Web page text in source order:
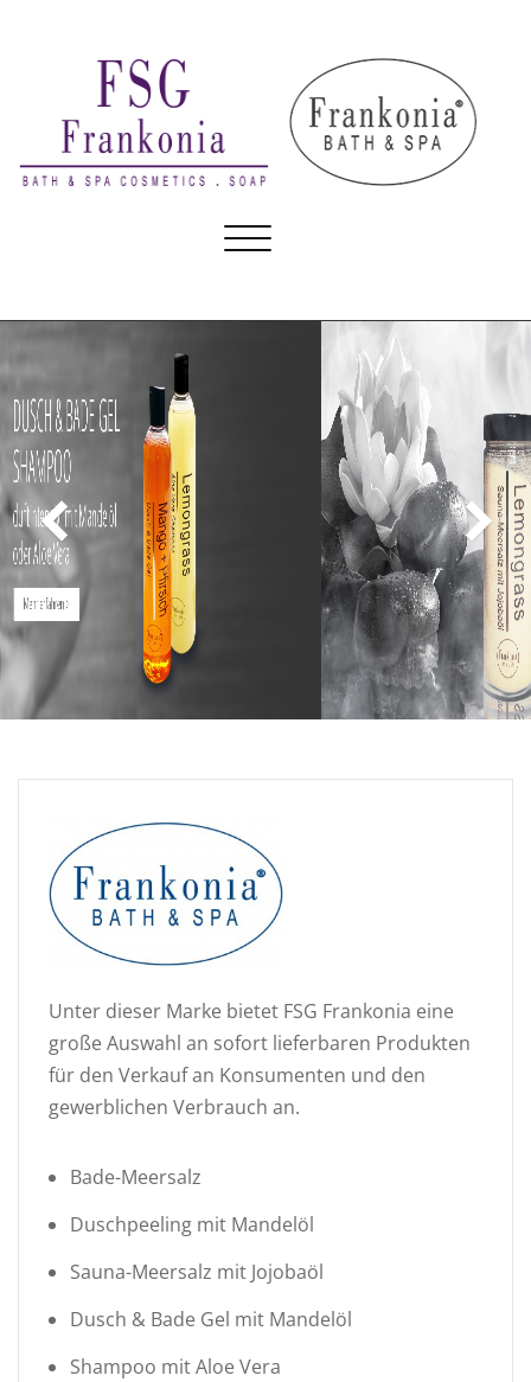
FSG Frankonia GmbH
Toggle
Unter dieser Marke bietet FSG Frankonia eine
große Auswahl an sofort lieferbaren Produkten
für den Verkauf an Konsumenten und den
gewerblichen Verbrauch an.
Bade-Meersalz
Duschpeeling mit Mandelöl
Sauna-Meersalz mit Jojobaöl
Dusch & Bade Gel mit Mandelöl
Shampoo mit Aloe Vera